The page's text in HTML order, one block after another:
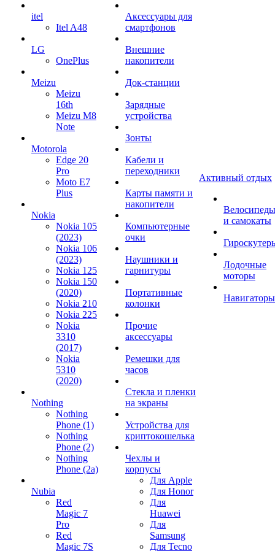
itel
Itel A48
LG
OnePlus
Meizu
Meizu
16th
Meizu M8
Note
Motorola
Edge 20
Pro
Moto E7
Plus
Nokia
Nokia 105
(2023)
Nokia 106
(2023)
Nokia 125
Nokia 150
(2020)
Nokia 210
Nokia 225
Nokia
3310
(2017)
Nokia
5310
(2020)
Nothing
Nothing
Phone (1)
Nothing
Phone (2)
Nothing
Phone (2a)
Nubia
Red
Magic 7
Pro
Red
Magic 7S
Аксессуары для
смартфонов
Внешние
накопители
Док-станции
Зарядные
устройства
Зонты
Кабели и
переходники
Карты памяти и
накопители
Компьютерные
очки
Наушники и
гарнитуры
Портативные
колонки
Прочие
аксессуары
Ремешки для
часов
Стекла и пленки
на экраны
Устройства для
криптокошелька
Чехлы и
корпусы
Для Apple
Для Honor
Для
Huawei
Для
Samsung
Для Tecno
Активный отдых
Велосипеды
и самокаты
Лодочные
моторы
Навигаторы